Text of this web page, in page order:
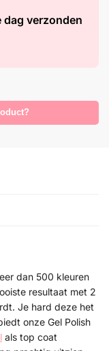
dag verzonden
dan 500 kleuren
resultaat met 2
Je hard deze het
onze Gel Polish
als top coat